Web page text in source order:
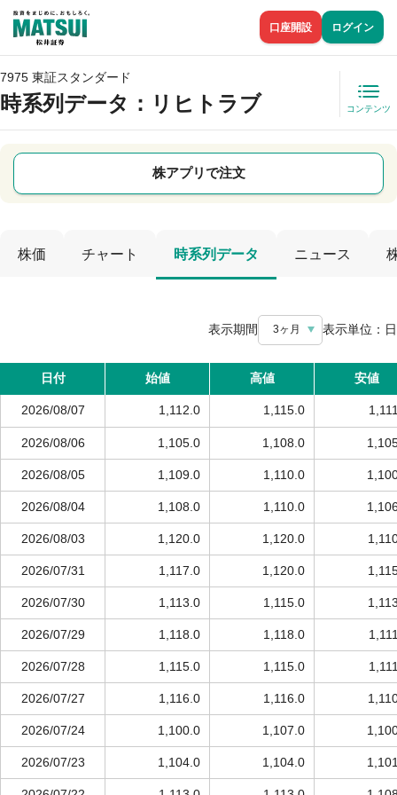
口座開設 ログイン
7975 東証スタンダード
時系列データ ：リヒトラブ コンテンツ
株アプリで注文
株価 チャート 時系列データ ニュース
表示期間 3ヶ月 表示単位： 日
日付 始値 高値 安値
2026/08/07 1,112.0 1,115.0
2026/08/06 1,105.0 1,108.0
2026/08/05 1,109.0 1,110.0
2026/08/04 1,108.0 1,110.0
2026/08/03 1,120.0 1,120.0
2026/07/31 1,117.0 1,120.0
2026/07/30 1,113.0 1,115.0
2026/07/29 1,118.0 1,118.0
2026/07/28 1,115.0 1,115.0
2026/07/27 1,116.0 1,116.0
2026/07/24 1,100.0 1,107.0
2026/07/23 1,104.0 1,104.0